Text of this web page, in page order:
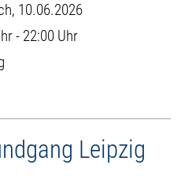
10.06.2026
- 22:00 Uhr
Leipzig